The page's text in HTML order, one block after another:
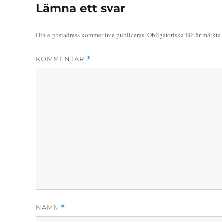
Lämna ett svar
Din e-postadress kommer inte publiceras.Obligatoriska fält är märkta
KOMMENTAR *
NAMN *